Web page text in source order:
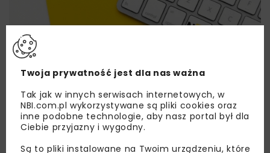
Lubisz wiedzieć więcej?
Zapisz się do newslettera aby otrzymywać od
nas najlepsze informacje branżowe,
zaproszenia na wydarzenia, atrakcyjne oferty i
Twoja prywatność jest dla nas ważna
Tak jak w innych serwisach internetowych, w
NBI.com.pl wykorzystywane są pliki cookies oraz
inne podobne technologie, aby nasz portal był dla
Ciebie przyjazny i wygodny.
Są to pliki instalowane na Twoim urządzeniu, które